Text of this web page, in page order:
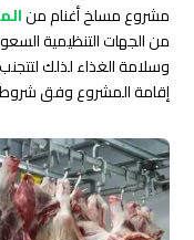
مشروع مسلخ أغنام من
من الجهات التنظيمية
وسلامة الغذاء لذلك
إقامة المشروع وفق